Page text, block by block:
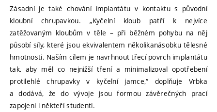
Zásadní je také chování implantátu v kontaktu s původní
kloubní chrupavkou. „Kyčelní kloub patří k nejvíce
zatěžovaným kloubům v těle – při běžném pohybu na něj
působí síly, které jsou ekvivalentem několikanásobku tělesné
hmotnosti. Naším cílem je navrhnout třecí povrch implantátu
tak, aby měl co nejnižší tření a minimalizoval opotřebení
protilehlé chrupavky v kyčelní jamce,“ doplňuje Vrbka
a dodává, že do vývoje jsou formou závěrečných prací
zapojeni i někteří studenti.